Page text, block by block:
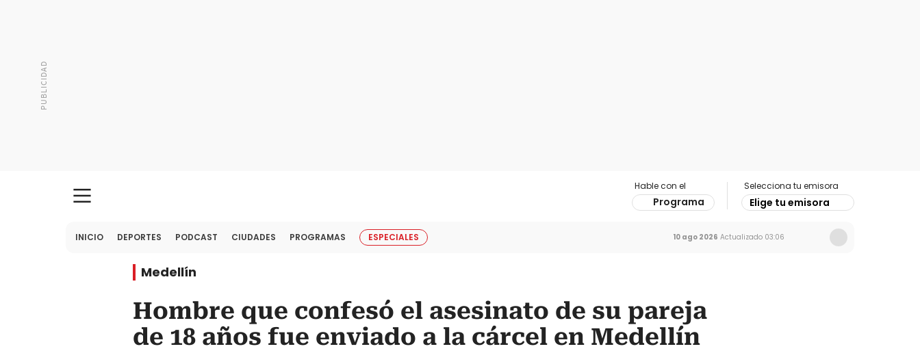
Hable con el
Programa
Selecciona tu emisora
Elige tu emisora
INICIO DEPORTES PODCAST CIUDADES PROGRAMAS ESPECIALES 10 ago 2026 Actualizado 03:06
Medellín
Hombre que confesó el asesinato de su pareja
de 18 años fue enviado a la cárcel en Medellín